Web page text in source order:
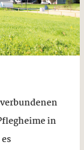
in